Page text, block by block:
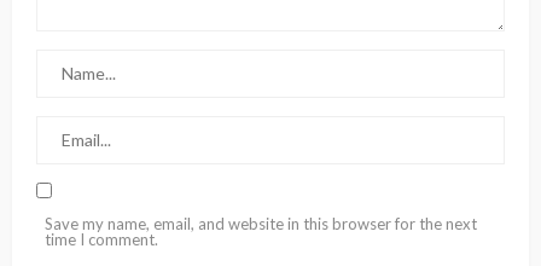
Save my name, email, and website in this browser for the next
time I comment.